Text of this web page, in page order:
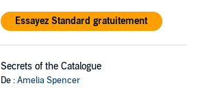
Essayez Standard gratuitement
Secrets of the Catalogue
De :Amelia Spencer